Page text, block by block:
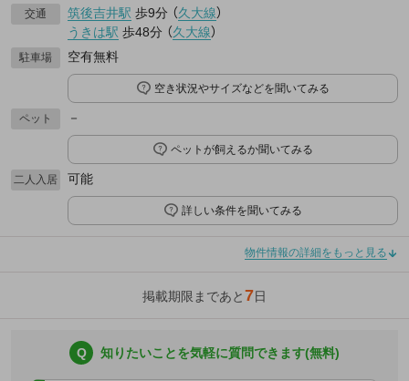
交通 筑後吉井駅 歩9分 （久大線）
うきは駅 歩48分 （久大線）
駐車場 空有無料
空き状況やサイズなどを聞いてみる
ペット －
ペットが飼えるか聞いてみる
二人入居 可能
詳しい条件を聞いてみる
物件情報の詳細をもっと見る
掲載期限まであと7日
Q 知りたいことを気軽に質問できます(無料)